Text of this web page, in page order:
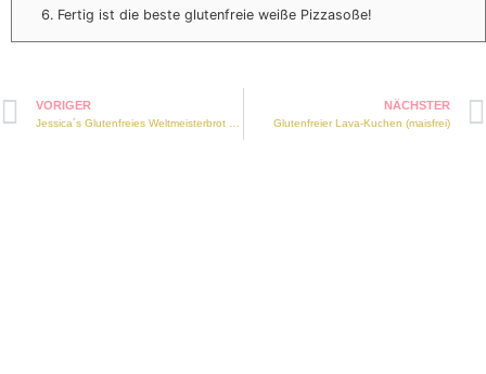
Fertig ist die beste glutenfreie weiße Pizzasoße!
VORIGER
Jessica´s Glutenfreies Weltmeisterbrot (maisfrei, vegan)
NÄCHSTER
Glutenfreier Lava-Kuchen (maisfrei)